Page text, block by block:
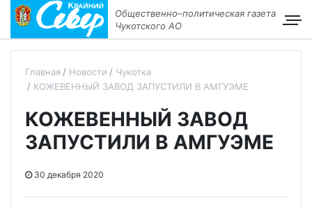
Общественно–политическая газета
Чукотского АО
Главная Новости
Чукотка
КОЖЕВЕННЫЙ ЗАВОД ЗАПУСТИЛИ В АМГУЭМЕ
КОЖЕВЕННЫЙ ЗАВОД
ЗАПУСТИЛИ В АМГУЭМЕ
30 декабря 2020